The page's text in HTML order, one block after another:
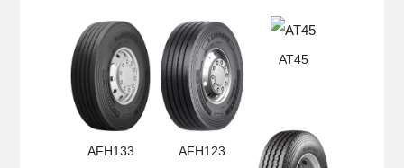
AFH133 AFH123
AT45